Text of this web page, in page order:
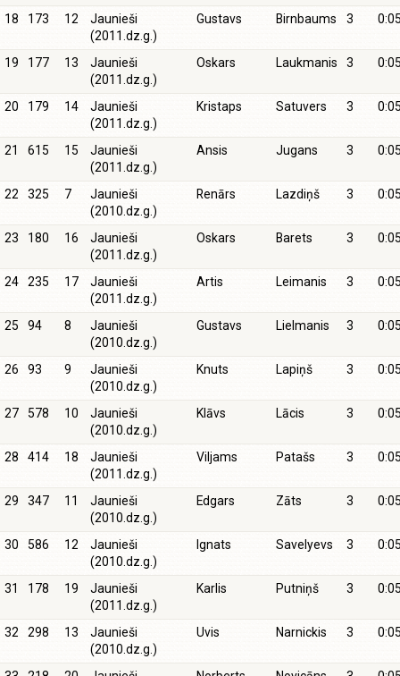
18 173 12
Jaunieši
(2011.dz.g.)
Gustavs Birnbaums 3
19 177 13
Jaunieši
(2011.dz.g.)
Oskars Laukmanis 3
20 179 14
Jaunieši
(2011.dz.g.)
Kristaps Satuvers 3
21 615 15
Jaunieši
(2011.dz.g.)
Ansis Jugans 3
22 325 7
Jaunieši
(2010.dz.g.)
Renārs Lazdiņš 3
23 180 16
Jaunieši
(2011.dz.g.)
Oskars Barets 3
24 235 17
Jaunieši
(2011.dz.g.)
Artis Leimanis 3
25 94 8
Jaunieši
(2010.dz.g.)
Gustavs Lielmanis 3
26 93 9
Jaunieši
(2010.dz.g.)
Knuts Lapiņš 3
27 578 10
Jaunieši
(2010.dz.g.)
Klāvs Lācis 3
28 414 18
Jaunieši
(2011.dz.g.)
Viljams Patašs 3
29 347 11
Jaunieši
(2010.dz.g.)
Edgars Zāts 3
30 586 12
Jaunieši
(2010.dz.g.)
Ignats Savelyevs 3
31 178 19
Jaunieši
(2011.dz.g.)
Karlis Putniņš 3
32 298 13
Jaunieši
(2010.dz.g.)
Uvis Narnickis 3